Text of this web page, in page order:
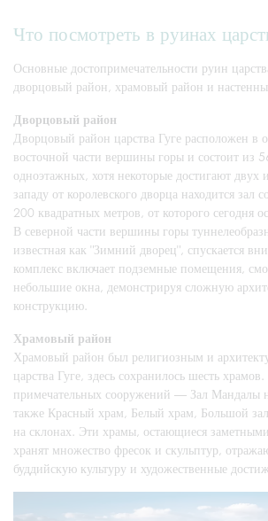
Что посмотреть в руинах
Основные достопримечательности руин
дворцовый район, храмовый район и
Дворцовый район
Дворцовый район царства Гуге расположен в
восточной части вершины горы и состоит из
одноэтажных, хотя некоторые достигают двух
западу от королевского дворца находится зал
200 квадратных метров, от которого сегодня
В северной части вершины горы
известная как "Зимний дворец", спускается
комплекс включает подземные помещения,
небольшие окна, демонстрируя сложную
конструкцию.
Храмовый район
Храмовый район был религиозным и
царства Гуге, здесь сохранилось шесть
примечательных сооружений — Зал Мандалы
также Красный храм, Белый храм, Большой
на склонах. Эти храмы, остающиеся
хранят множество фресок и скульптур,
буддийскую культуру и художественные